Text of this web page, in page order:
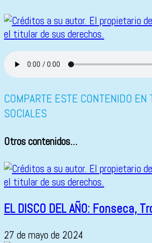
COMPARTE ESTE CONTENIDO EN
SOCIALES
Otros contenidos...
EL DISCO DEL AÑO: Fonseca,
27 de mayo de 2024